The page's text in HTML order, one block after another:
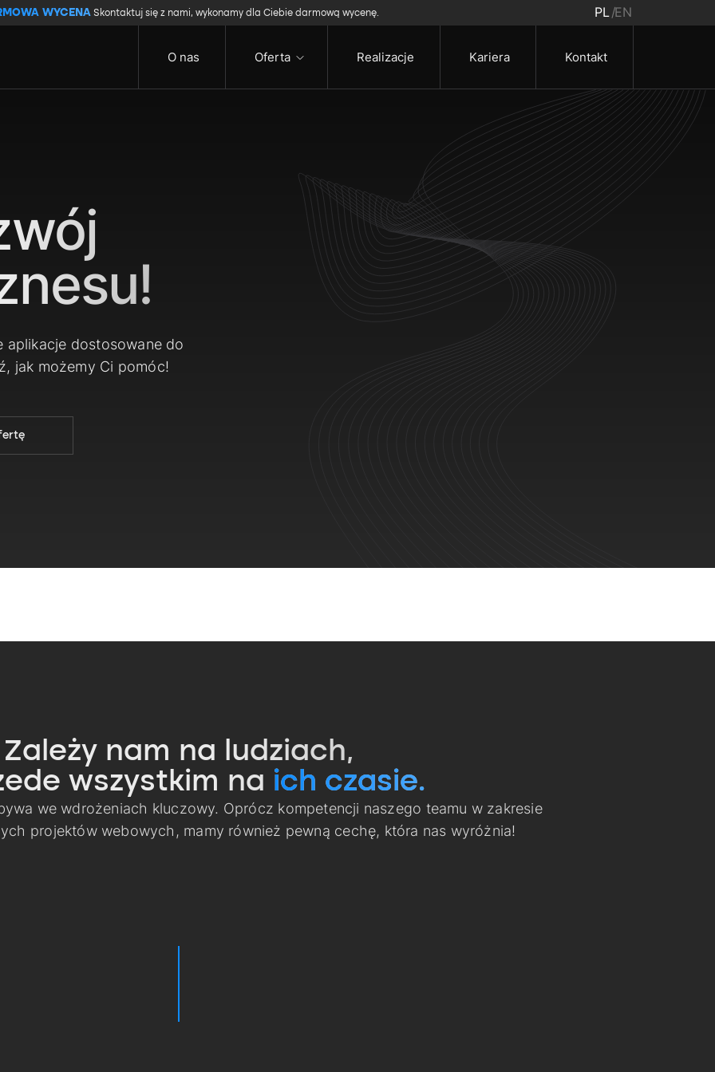
WYCENASkontaktuj się z nami, wykonamy dla Ciebie darmową wycenę. PL EN
O nas Oferta Realizacje Kariera Kontakt
aplikacje dostosowane do
jak możemy Ci pomóc!
Zależy nam na ludziach,
wszystkim na ich czasie.
we wdrożeniach kluczowy. Oprócz kompetencji naszego teamu w zakresie
projektów webowych, mamy również pewną cechę, która nas wyróżnia!